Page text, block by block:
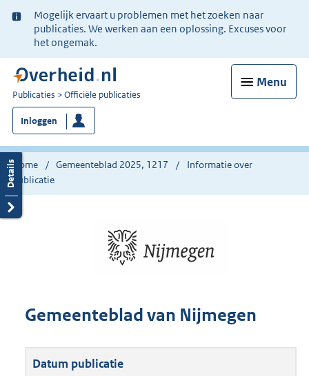
Ter
informatie:
Mogelijk ervaart u problemen met het zoeken naar
publicaties. We werken aan een oplossing. Excuses voor
het ongemak.
Menu
U
bent
nu
hier:
Publicaties Officiële publicaties
Inloggen
Home Gemeenteblad 2025, 1217
Informatie over
publicatie
Gemeenteblad van Nijmegen